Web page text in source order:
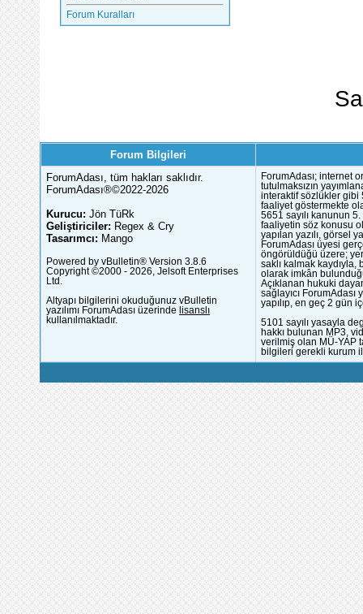
Forum Kuralları
Forum Bilgileri
ForumAdası, tüm hakları saklıdır.
ForumAdası®©2022-2026
Kurucu: Jön TüRk
Geliştiriciler: Regex & Cry
Tasarımcı: Mango
Powered by vBulletin® Version 3.8.6
Copyright ©2000 - 2026, Jelsoft Enterprises
Ltd.
Altyapı bilgilerini okuduğunuz vBulletin
yazılımı ForumAdası üzerinde lisanslı
kullanılmaktadır.
ForumAdası; internet
tutulmaksızın
interaktif sözlükler gibi
faaliyet göstermekte
5651 sayılı kanunun
faaliyetin söz konusu
yapılan yazılı, görsel
ForumAdası üyesi
öngörüldüğü üzere;
saklı kalmak
olarak imkân
Açıklanan hukuki
sağlayıcı
yapılıp, en geç 2 gün
5101 sayılı yasayla
hakkı bulunan MP3,
verilmiş olan MÜ-YAP
bilgileri gerekli kurum